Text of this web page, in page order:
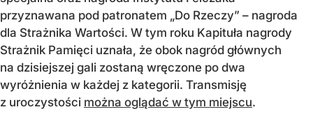
przyznawana pod patronatem „Do Rzeczy” – nagroda
dla Strażnika Wartości. W tym roku Kapituła nagrody
Strażnik Pamięci uznała, że obok nagród głównych
na dzisiejszej gali zostaną wręczone po dwa
wyróżnienia w każdej z kategorii. Transmisję
z uroczystości można oglądać w tym miejscu.